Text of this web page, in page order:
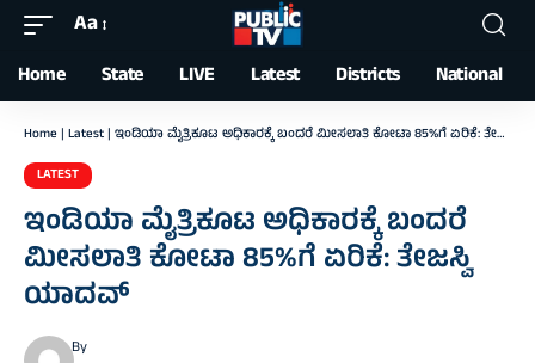
Font
Resizer
Aa
Home State LIVE Latest Districts National
Home | Latest | ಇಂಡಿಯಾ ಮೈತ್ರಿಕೂಟ ಅಧಿಕಾರಕ್ಕೆ ಬಂದರೆ ಮೀಸಲಾತಿ ಕೋಟಾ 85%ಗೆ ಏರಿಕೆ: ತೇಜಸ್ವಿ ಯಾದವ್
LATEST
ಇಂಡಿಯಾ ಮೈತ್ರಿಕೂಟ ಅಧಿಕಾರಕ್ಕೆ ಬಂದರೆ
ಮೀಸಲಾತಿ ಕೋಟಾ 85%ಗೆ ಏರಿಕೆ: ತೇಜಸ್ವಿ
ಯಾದವ್
By